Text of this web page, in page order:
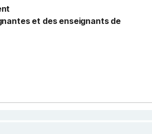
et des enseignants de